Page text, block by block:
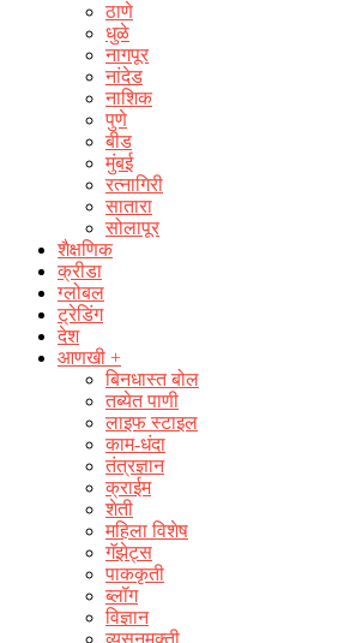
ठाणे
धुळे
नागपूर
नांदेड
नाशिक
पुणे
बीड
मुंबई
रत्नागिरी
सातारा
सोलापूर
शैक्षणिक
क्रीडा
ग्लोबल
ट्रेडिंग
देश
आणखी +
बिनधास्त बोल
तब्येत पाणी
लाइफ स्टाइल
काम-धंदा
तंत्रज्ञान
क्राईम
शेती
महिला विशेष
गॅझेट्स
पाककृती
ब्लॉग
विज्ञान
व्यसनमुक्ती